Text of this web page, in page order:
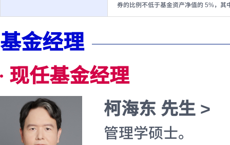
券的比例不低于基金资产净值的 5%，其
基金经理
现任基金经理
柯海东 先生 >
管理学硕士。